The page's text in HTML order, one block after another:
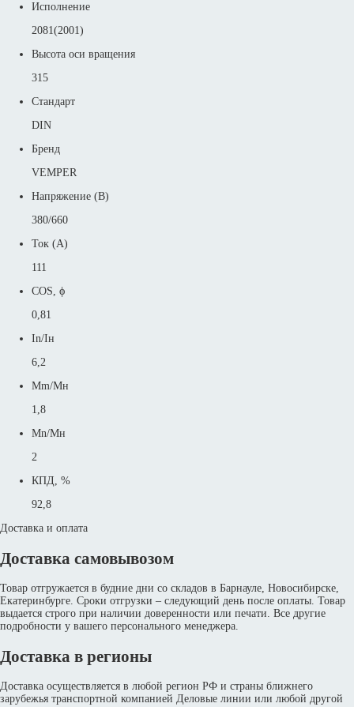
Исполнение
2081(2001)
Высота оси вращения
315
Стандарт
DIN
Бренд
VEMPER
Напряжение (В)
380/660
Ток (А)
111
COS, ϕ
0,81
In/Iн
6,2
Mm/Mн
1,8
Mn/Mн
2
КПД, %
92,8
Доставка и оплата
Доставка самовывозом
Товар отгружается в будние дни со складов в Барнауле, Новосибирске,
Екатеринбурге. Сроки отгрузки – следующий день после оплаты. Товар
выдается строго при наличии доверенности или печати. Все другие
подробности у вашего персонального менеджера.
Доставка в регионы
Доставка осуществляется в любой регион РФ и страны ближнего
зарубежья транспортной компанией Деловые линии или любой другой